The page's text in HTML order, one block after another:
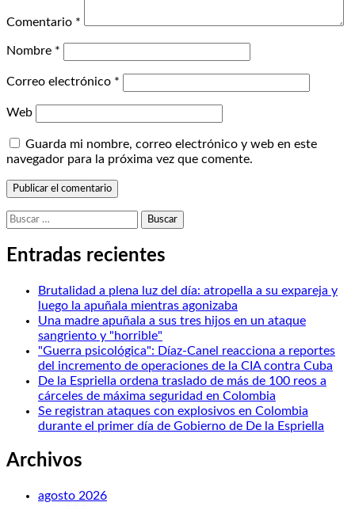
Comentario *
Nombre *
Correo electrónico *
Web
Guarda mi nombre, correo electrónico y web en este
navegador para la próxima vez que comente.
Buscar:
Entradas recientes
Brutalidad a plena luz del día: atropella a su expareja y
luego la apuñala mientras agonizaba
Una madre apuñala a sus tres hijos en un ataque
sangriento y "horrible"
"Guerra psicológica": Díaz-Canel reacciona a reportes
del incremento de operaciones de la CIA contra Cuba
De la Espriella ordena traslado de más de 100 reos a
cárceles de máxima seguridad en Colombia
Se registran ataques con explosivos en Colombia
durante el primer día de Gobierno de De la Espriella
Archivos
agosto 2026